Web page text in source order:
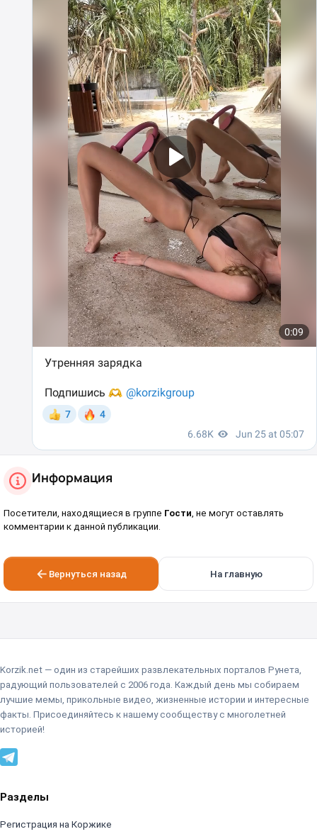
Информация
Посетители, находящиеся в группе Гости, не могут оставлять
комментарии к данной публикации.
Вернуться назад На главную
Korzik.net — один из старейших развлекательных порталов Рунета,
радующий пользователей с 2006 года. Каждый день мы собираем
лучшие мемы, прикольные видео, жизненные истории и интересные
факты. Присоединяйтесь к нашему сообществу с многолетней
историей!
Разделы
Регистрация на Коржике